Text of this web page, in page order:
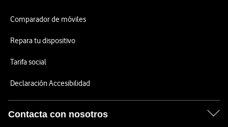
Comparador de móviles
Repara tu dispositivo
Tarifa social
Declaración Accesibilidad
Contacta con nosotros